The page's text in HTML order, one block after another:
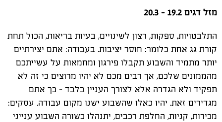
מזל דגים 19.2 - 20.3
התלבטויות, ספקות, רצון לשינויים, בעיות בריאות, הכול תחת
קורת גג אחת כלומר: חוסר יציבות. בעבודה: אתם יצירתיים
יותר מתמיד והשבוע תקבלו פירגון ומחמאות על עשייתכם
מהממונים שלכם, אך רבים מכם לא יהיו מרוצים כי זה לא
תפקיד ולא הגדרה אלא לצורך העניין בלבד - כך אתם
מגדירים זאת. יהיו כאלו שהשבוע ישנו מקום עבודה. עסקים:
מכירות, קניות, החלפת רכבים, יתנהלו כשורה השבוע ענייני